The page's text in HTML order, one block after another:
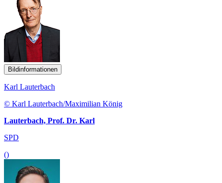
Bildinformationen
Karl Lauterbach
© Karl Lauterbach/Maximilian König
Lauterbach, Prof. Dr. Karl
SPD
()